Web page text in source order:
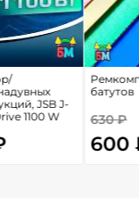
JSB J-
1100 W
батутов
630 ₽
600